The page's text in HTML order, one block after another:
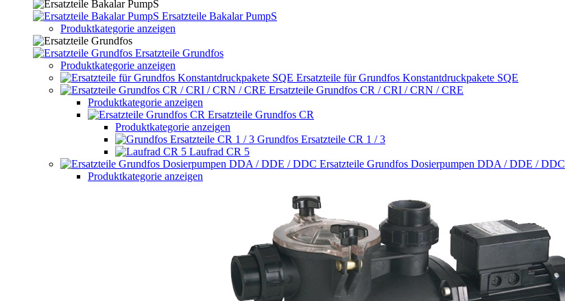
Ersatzteile Bakalar PumpS
Produktkategorie anzeigen
Ersatzteile Grundfos
Produktkategorie anzeigen
Ersatzteile für Grundfos Konstantdruckpakete SQE
Ersatzteile Grundfos CR / CRI / CRN / CRE
Produktkategorie anzeigen
Ersatzteile Grundfos CR
Produktkategorie anzeigen
Grundfos Ersatzteile CR 1 / 3
Laufrad CR 5
Ersatzteile Grundfos Dosierpumpen DDA / DDE / DDC
Produktkategorie anzeigen